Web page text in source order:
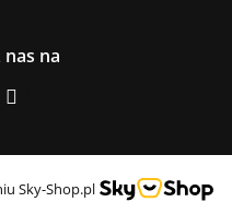
nas na
Sky-Shop.pl